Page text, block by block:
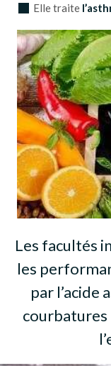
Elle traite
Les facultés
les
par l’acide
courbatures